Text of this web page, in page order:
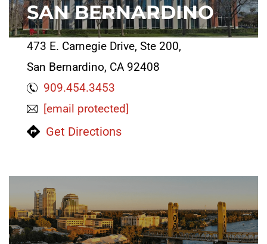
SAN BERNARDINO
473 E. Carnegie Drive, Ste 200,
San Bernardino, CA 92408
909.454.3453
[email protected]
Get Directions